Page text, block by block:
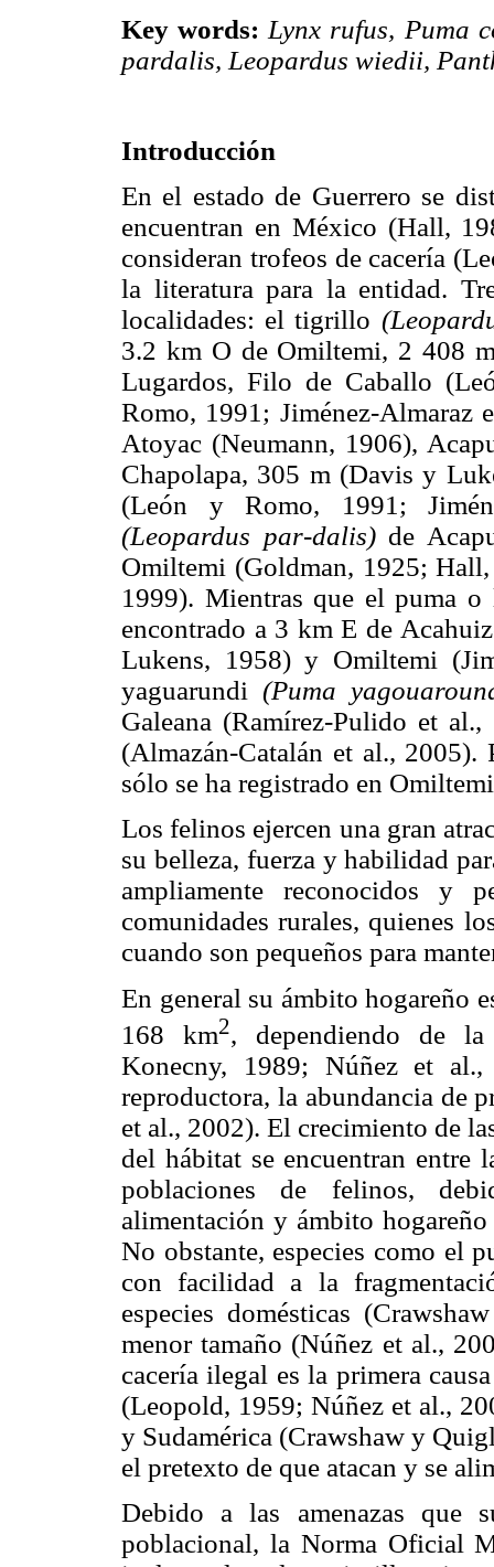
Key words: Lynx rufus, Puma
pardalis, Leopardus wiedii,
Introducción
En el estado de Guerrero se
encuentran en México (Hall,
consideran trofeos de cacería
la literatura para la entidad.
localidades: el tigrillo
3.2 km O de Omiltemi, 2 408
Lugardos, Filo de Caballo
Romo, 1991; Jiménez-Almaraz
Atoyac (Neumann, 1906),
Chapolapa, 305 m (Davis y
(León y Romo, 1991;
(Leopardus par-dalis)de
Omiltemi (Goldman, 1925;
1999). Mientras que el puma
encontrado a 3 km E de
Lukens, 1958) y Omiltemi
yaguarundi (Puma
Galeana (Ramírez-Pulido et
(Almazán-Catalán et al.,
sólo se ha registrado en
Los felinos ejercen una gran
su belleza, fuerza y habilidad
ampliamente reconocidos y
comunidades rurales, quienes
cuando son pequeños para
En general su ámbito hogareño
168 km2, dependiendo de
Konecny, 1989; Núñez et
reproductora, la abundancia de
et al., 2002). El crecimiento de
del hábitat se encuentran entre
poblaciones de felinos,
alimentación y ámbito
No obstante, especies como el
con facilidad a la
especies domésticas
menor tamaño (Núñez et al.,
cacería ilegal es la primera
(Leopold, 1959; Núñez et al.,
y Sudamérica (Crawshaw y
el pretexto de que atacan y se
Debido a las amenazas que
poblacional, la Norma Oficial